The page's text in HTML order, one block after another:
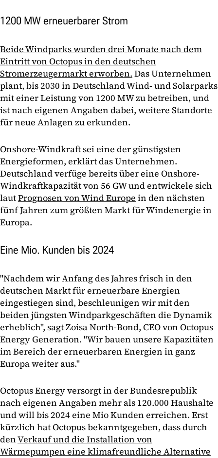
1200 MW erneuerbarer Strom
Beide Windparks wurden drei Monate nach dem
Eintritt von Octopus in den deutschen
Stromerzeugermarkt erworben. Das Unternehmen
plant, bis 2030 in Deutschland Wind- und Solarparks
mit einer Leistung von 1200 MW zu betreiben, und
ist nach eigenen Angaben dabei, weitere Standorte
für neue Anlagen zu erkunden.
Onshore-Windkraft sei eine der günstigsten
Energieformen, erklärt das Unternehmen.
Deutschland verfüge bereits über eine Onshore-
Windkraftkapazität von 56 GW und entwickele sich
lautPrognosen von Wind Europe in den nächsten
fünf Jahren zum größten Markt für Windenergie in
Europa.
Eine Mio. Kunden bis 2024
"Nachdem wir Anfang des Jahres frisch in den
deutschen Markt für erneuerbare Energien
eingestiegen sind, beschleunigen wir mit den
beiden jüngsten Windparkgeschäften die Dynamik
erheblich", sagt Zoisa North-Bond, CEO von Octopus
Energy Generation. "Wir bauen unsere Kapazitäten
im Bereich der erneuerbaren Energien in ganz
Europa weiter aus."
Octopus Energy versorgt in der Bundesrepublik
nach eigenen Angaben mehr als 120.000 Haushalte
und will bis 2024 eine Mio Kunden erreichen. Erst
kürzlich hat Octopus bekanntgegeben, dass durch
denVerkauf und die Installation von
Wärmepumpen eine klimafreundliche Alternative